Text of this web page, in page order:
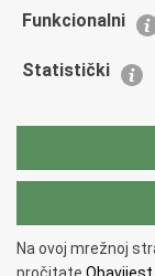
Policijska
Zaklada policijske
Sindikati
Copyright © 2026
Funkcionalni
Statistički
Na ovoj mrežnoj